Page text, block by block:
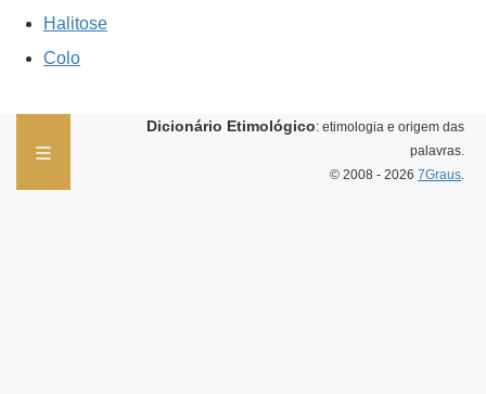
Halitose
Colo
Dicionário Etimológico: etimologia e origem das
palavras.
© 2008 - 2026 7Graus.